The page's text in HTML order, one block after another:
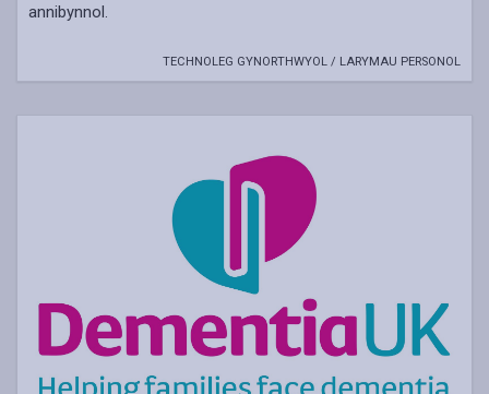
annibynnol.
TECHNOLEG GYNORTHWYOL / LARYMAU PERSONOL